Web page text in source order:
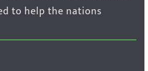
to help the nations